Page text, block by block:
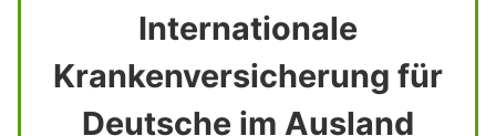
Internationale
Krankenversicherung für
Deutsche im Ausland